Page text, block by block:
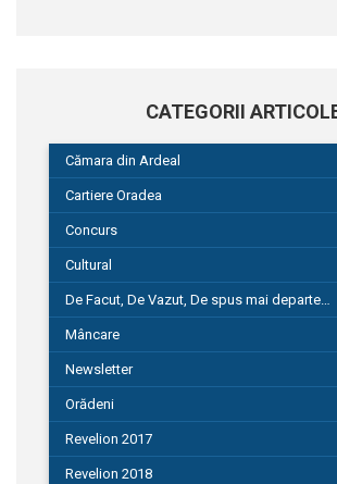
CATEGORII
Cămara din Ardeal
Cartiere Oradea
Concurs
Cultural
De Facut, De Vazut, De spus mai departe…
580
Mâncare
Newsletter
Orădeni
Revelion 2017
Revelion 2018